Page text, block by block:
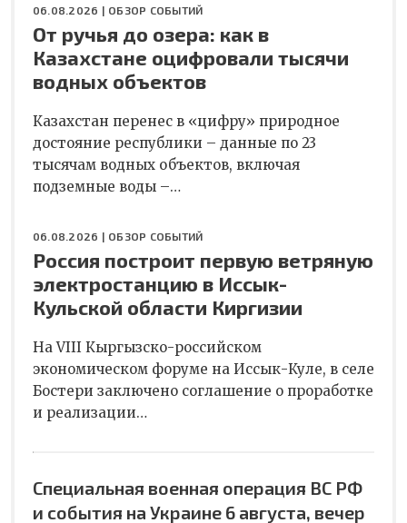
06.08.2026 | ОБЗОР СОБЫТИЙ
От ручья до озера: как в
Казахстане оцифровали тысячи
водных объектов
Казахстан перенес в «цифру» природное
достояние республики – данные по 23
тысячам водных объектов, включая
подземные воды –…
06.08.2026 | ОБЗОР СОБЫТИЙ
Россия построит первую ветряную
электростанцию в Иссык-
Кульской области Киргизии
На VIII Кыргызско-российском
экономическом форуме на Иссык-Куле, в селе
Бостери заключено соглашение о проработке
и реализации…
Специальная военная операция ВС РФ
и события на Украине 6 августа, вечер